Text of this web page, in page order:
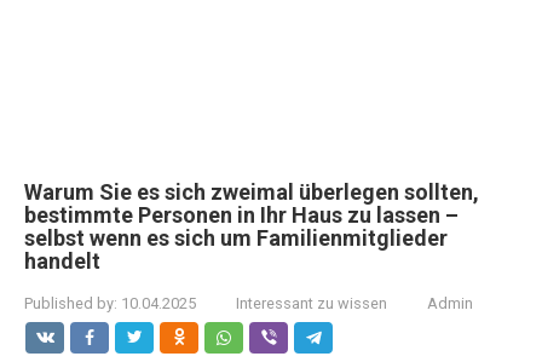
Warum Sie es sich zweimal überlegen sollten,
bestimmte Personen in Ihr Haus zu lassen –
selbst wenn es sich um Familienmitglieder
handelt
Published by: 10.04.2025 Interessant zu wissen Admin